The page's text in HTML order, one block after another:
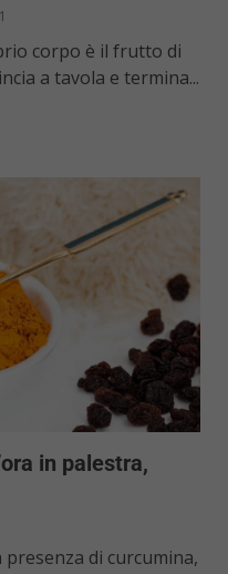
corpo è il frutto di
a tavola e termina...
in palestra,
presenza di curcumina,